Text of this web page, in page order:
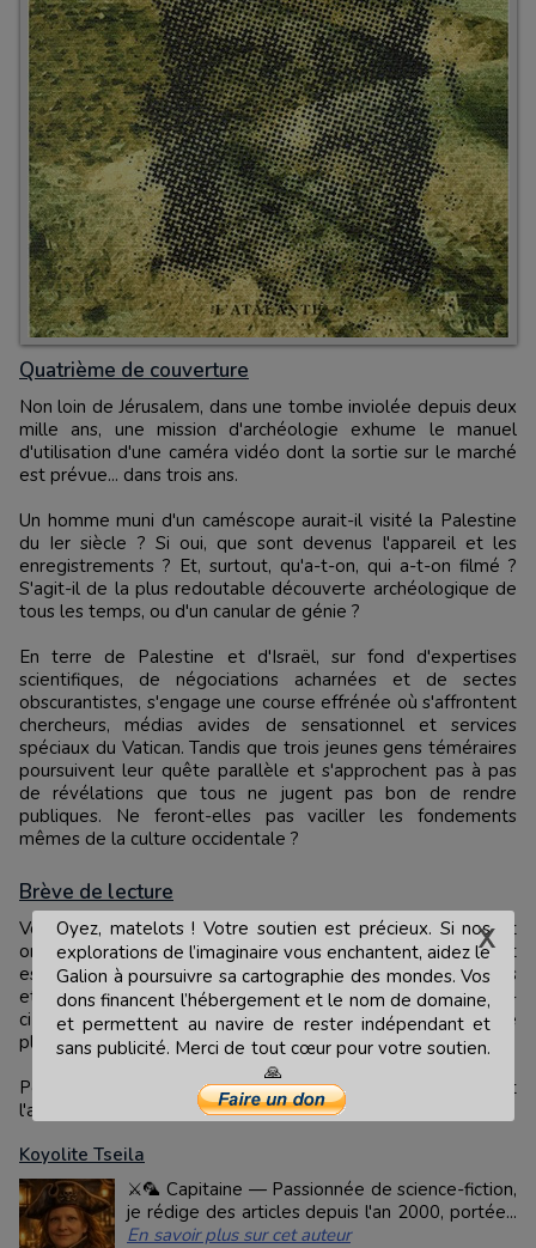
Quatrième de couverture
Non loin de Jérusalem, dans une tombe inviolée depuis deux
mille ans, une mission d'archéologie exhume le manuel
d'utilisation d'une caméra vidéo dont la sortie sur le marché
est prévue... dans trois ans.
Un homme muni d'un caméscope aurait-il visité la Palestine
du Ier siècle ? Si oui, que sont devenus l'appareil et les
enregistrements ? Et, surtout, qu'a-t-on, qui a-t-on filmé ?
S'agit-il de la plus redoutable découverte archéologique de
tous les temps, ou d'un canular de génie ?
En terre de Palestine et d'Israël, sur fond d'expertises
scientifiques, de négociations acharnées et de sectes
obscurantistes, s'engage une course effrénée où s'affrontent
chercheurs, médias avides de sensationnel et services
spéciaux du Vatican. Tandis que trois jeunes gens téméraires
poursuivent leur quête parallèle et s'approchent pas à pas
de révélations que tous ne jugent pas bon de rendre
publiques. Ne feront-elles pas vaciller les fondements
mêmes de la culture occidentale ?
Brève de lecture
Voici un livre qui se lit agréablement. L'idée de base est
originale : la découverte d'une vidéo de Jésus, mais comment
est-ce possible ?! L'action démarre dès les premières pages
et vous emmène loin, dans une intrigue passionnante. Celle-
ci retombe quelque peu au milieu du livre, mais repart de
plus belle par la suite.
Pour qui aime l'archéologie, les voyages dans le temps et
l'aventure, il sera servi.
Koyolite Tseila
⚔️🦜 Capitaine — Passionnée de science-fiction,
je rédige des articles depuis l'an 2000, portée...
En savoir plus sur cet auteur
Oyez, matelots ! Votre soutien est précieux. Si nos
explorations de l’imaginaire vous enchantent, aidez le
Galion à poursuivre sa cartographie des mondes. Vos
dons financent l’hébergement et le nom de domaine,
et permettent au navire de rester indépendant et
sans publicité. Merci de tout cœur pour votre soutien.
🙏